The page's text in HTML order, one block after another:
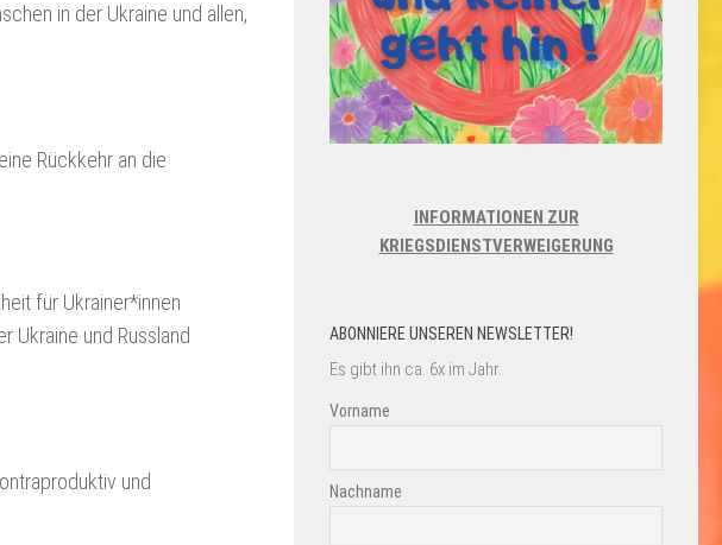
in der Ukraine und allen,
Rückkehr an die
für Ukrainer*innen
Ukraine und Russland
und
INFORMATIONEN ZUR
KRIEGSDIENSTVERWEIGERUNG
ABONNIERE UNSEREN NEWSLETTER!
Es gibt ihn ca. 6x im Jahr.
Vorname
Nachname